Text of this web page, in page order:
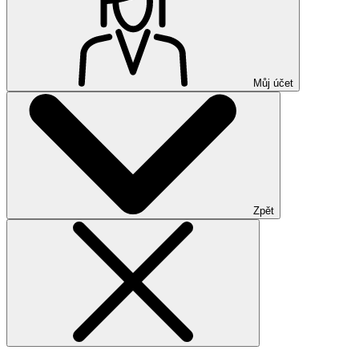
Můj účet
Zpět